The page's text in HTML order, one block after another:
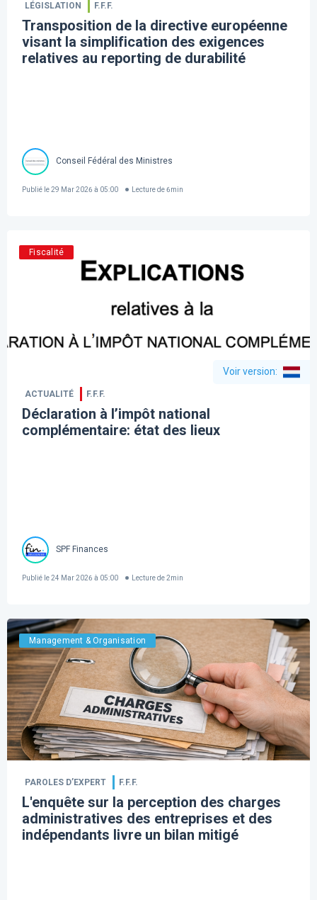
LÉGISLATION F.F.F.
Transposition de la directive européenne
visant la simplification des exigences
relatives au reporting de durabilité
Conseil Fédéral des Ministres
Publié le29 Mar 2026 à 05:00 Lecture de 6min
Fiscalité
Voir version:
ACTUALITÉ F.F.F.
Déclaration à l’impôt national
complémentaire: état des lieux
SPF Finances
Publié le24 Mar 2026 à 05:00 Lecture de 2min
Management & Organisation
PAROLES D’EXPERT F.F.F.
L'enquête sur la perception des charges
administratives des entreprises et des
indépendants livre un bilan mitigé